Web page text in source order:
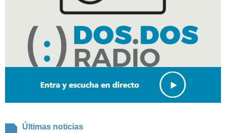
Últimas noticias